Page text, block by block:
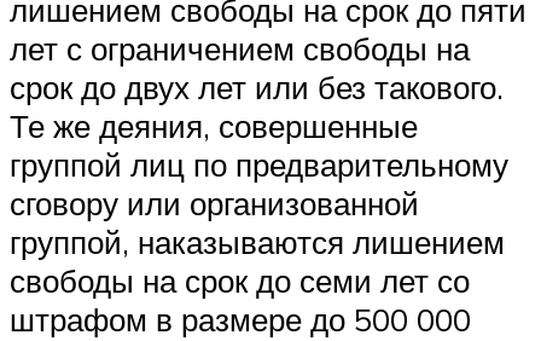
лишением свободы на срок до пяти
лет с ограничением свободы на
срок до двух лет или без такового.
Те же деяния, совершенные
группой лиц по предварительному
сговору или организованной
группой, наказываются лишением
свободы на срок до семи лет со
штрафом в размере до 500 000